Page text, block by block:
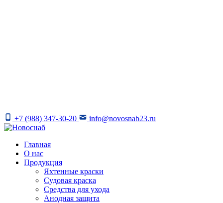
+7 (988) 347-30-20 info@novosnab23.ru
Главная
О нас
Продукция
Яхтенные краски
Судовая краска
Средства для ухода
Анодная защита